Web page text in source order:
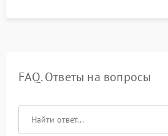
FAQ. Ответы на вопросы